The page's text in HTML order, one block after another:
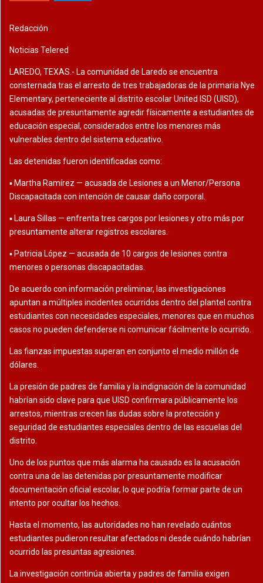
Redacción
Noticias Telered
LAREDO, TEXAS.- La comunidad de Laredo se encuentra
consternada tras el arresto de tres trabajadoras de la primaria Nye
Elementary, perteneciente al distrito escolar United ISD (UISD),
acusadas de presuntamente agredir físicamente a estudiantes de
educación especial, considerados entre los menores más
vulnerables dentro del sistema educativo.
Las detenidas fueron identificadas como:
▪️ Martha Ramírez — acusada de Lesiones a un Menor/Persona
Discapacitada con intención de causar daño corporal.
▪️ Laura Sillas — enfrenta tres cargos por lesiones y otro más por
presuntamente alterar registros escolares.
▪️ Patricia López — acusada de 10 cargos de lesiones contra
menores o personas discapacitadas.
De acuerdo con información preliminar, las investigaciones
apuntan a múltiples incidentes ocurridos dentro del plantel contra
estudiantes con necesidades especiales, menores que en muchos
casos no pueden defenderse ni comunicar fácilmente lo ocurrido.
Las fianzas impuestas superan en conjunto el medio millón de
dólares.
La presión de padres de familia y la indignación de la comunidad
habrían sido clave para que UISD confirmara públicamente los
arrestos, mientras crecen las dudas sobre la protección y
seguridad de estudiantes especiales dentro de las escuelas del
distrito.
Uno de los puntos que más alarma ha causado es la acusación
contra una de las detenidas por presuntamente modificar
documentación oficial escolar, lo que podría formar parte de un
intento por ocultar los hechos.
Hasta el momento, las autoridades no han revelado cuántos
estudiantes pudieron resultar afectados ni desde cuándo habrían
ocurrido las presuntas agresiones.
La investigación continúa abierta y padres de familia exigen